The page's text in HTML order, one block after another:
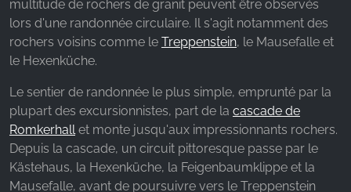
multitude de rochers de granit peuvent être observés
lors d'une randonnée circulaire. Il s'agit notamment des
rochers voisins comme le Treppenstein, le Mausefalle et
le Hexenküche.
Le sentier de randonnée le plus simple, emprunté par la
plupart des excursionnistes, part de la cascade de
Romkerhallet monte jusqu'aux impressionnants rochers.
Depuis la cascade, un circuit pittoresque passe par le
Kästehaus, la Hexenküche, la Feigenbaumklippe et la
Mausefalle, avant de poursuivre vers le Treppenstein